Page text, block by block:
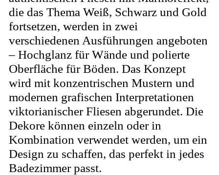
die das Thema Weiß, Schwarz und Gold
fortsetzen, werden in zwei
verschiedenen Ausführungen angeboten
– Hochglanz für Wände und polierte
Oberfläche für Böden. Das Konzept
wird mit konzentrischen Mustern und
modernen grafischen Interpretationen
viktorianischer Fliesen abgerundet. Die
Dekore können einzeln oder in
Kombination verwendet werden, um ein
Design zu schaffen, das perfekt in jedes
Badezimmer passt.